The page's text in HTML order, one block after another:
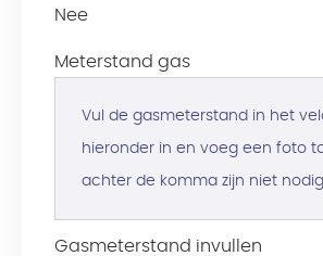
Nee
Meterstand gas
Vul de gasmeterstand in het
hieronder in en voeg een foto
achter de komma zijn niet
Gasmeterstand invullen